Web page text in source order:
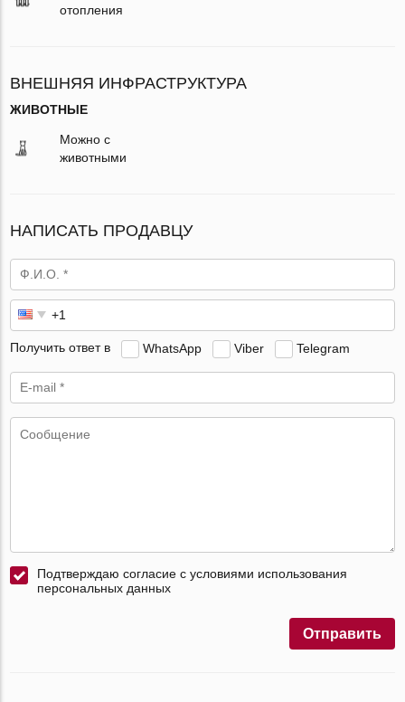
отопления
ВНЕШНЯЯ ИНФРАСТРУКТУРА
ЖИВОТНЫЕ
Можно с
животными
НАПИСАТЬ ПРОДАВЦУ
Получить ответ в WhatsApp Viber Telegram
Подтверждаю согласие с условиями использования
персональных данных
Отправить